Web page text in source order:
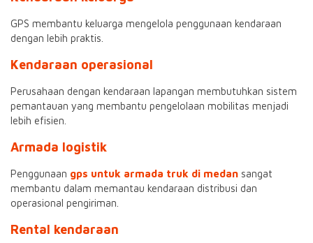
GPS membantu keluarga mengelola penggunaan kendaraan
dengan lebih praktis.
Kendaraan operasional
Perusahaan dengan kendaraan lapangan membutuhkan sistem
pemantauan yang membantu pengelolaan mobilitas menjadi
lebih efisien.
Armada logistik
Penggunaan gps untuk armada truk di medan sangat
membantu dalam memantau kendaraan distribusi dan
operasional pengiriman.
Rental kendaraan